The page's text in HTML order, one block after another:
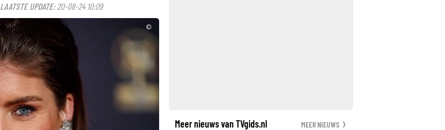
LAATSTE UPDATE: 20-08-24 10:09
©
Meer nieuws van TVgids.nl MEER NIEUWS